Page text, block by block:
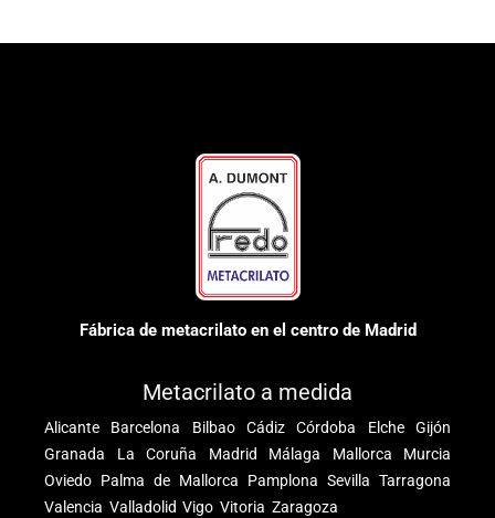
Fábrica de metacrilato en el centro de Madrid
Metacrilato a medida
Alicante Barcelona Bilbao Cádiz Córdoba Elche
Gijón
Granada
La Coruña Madrid Málaga Mallorca
Murcia
Oviedo Palma de Mallorca Pamplona Sevilla Tarragona
Valencia Valladolid Vigo Vitoria Zaragoza